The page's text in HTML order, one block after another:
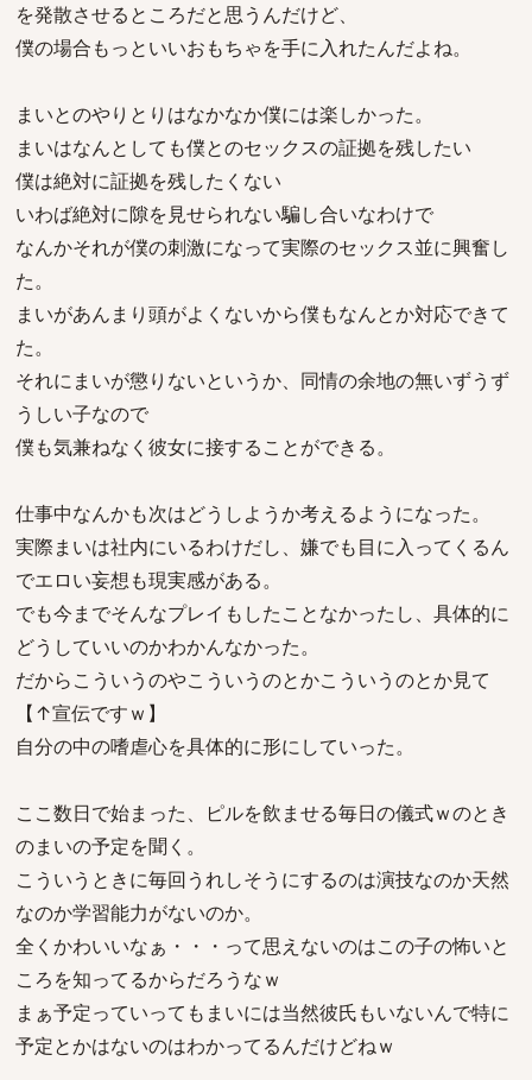
を発散させるところだと思うんだけど、
僕の場合もっといいおもちゃを手に入れたんだよね。
まいとのやりとりはなかなか僕には楽しかった。
まいはなんとしても僕とのセックスの証拠を残したい
僕は絶対に証拠を残したくない
いわば絶対に隙を見せられない騙し合いなわけで
なんかそれが僕の刺激になって実際のセックス並に興奮し
た。
まいがあんまり頭がよくないから僕もなんとか対応できて
た。
それにまいが懲りないというか、同情の余地の無いずうず
うしい子なので
僕も気兼ねなく彼女に接することができる。
仕事中なんかも次はどうしようか考えるようになった。
実際まいは社内にいるわけだし、嫌でも目に入ってくるん
でエロい妄想も現実感がある。
でも今までそんなプレイもしたことなかったし、具体的に
どうしていいのかわかんなかった。
だからこういうのやこういうのとかこういうのとか見て
【↑宣伝ですｗ】
自分の中の嗜虐心を具体的に形にしていった。
ここ数日で始まった、ピルを飲ませる毎日の儀式ｗのとき
のまいの予定を聞く。
こういうときに毎回うれしそうにするのは演技なのか天然
なのか学習能力がないのか。
全くかわいいなぁ・・・って思えないのはこの子の怖いと
ころを知ってるからだろうなｗ
まぁ予定っていってもまいには当然彼氏もいないんで特に
予定とかはないのはわかってるんだけどねｗ